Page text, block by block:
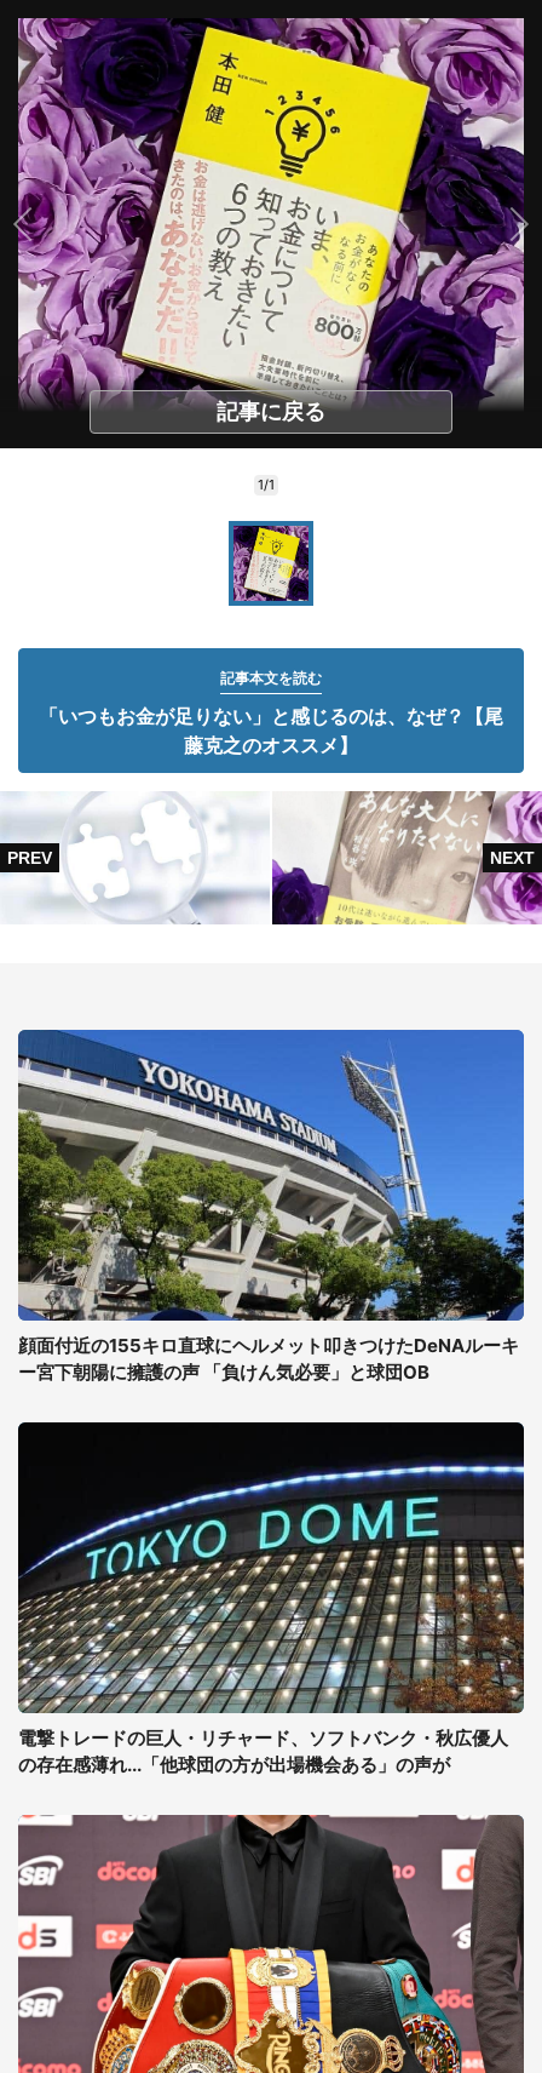
記事に戻る
1/1
記事本文を読む
「いつもお金が足りない」と感じるのは、なぜ？【尾
藤克之のオススメ】
顔面付近の155キロ直球にヘルメット叩きつけたDeNAルーキ
ー宮下朝陽に擁護の声 「負けん気必要」と球団OB
電撃トレードの巨人・リチャード、ソフトバンク・秋広優人
の存在感薄れ...「他球団の方が出場機会ある」の声が